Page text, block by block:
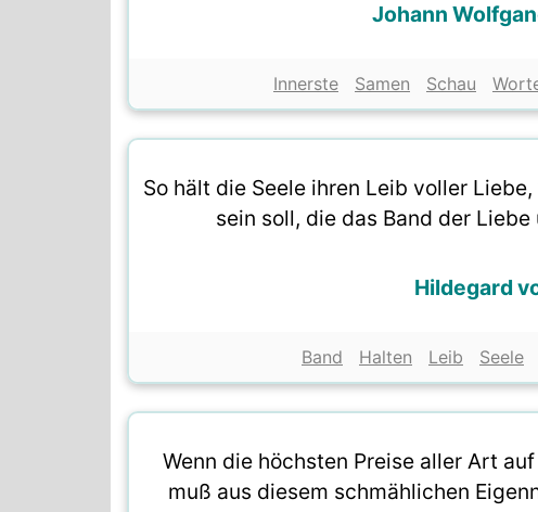
Johann
Innerste Samen Schau
So hält die Seele ihren Leib voller
sein soll, die das Band der
Hildegard
Band Halten Leib Seele
Wenn die höchsten Preise aller Art
muß aus diesem schmählichen